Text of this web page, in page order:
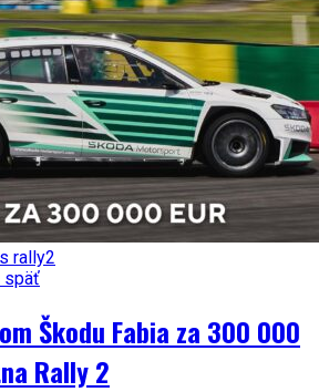
späť
Škodu Fabia za 300 000
Rally 2